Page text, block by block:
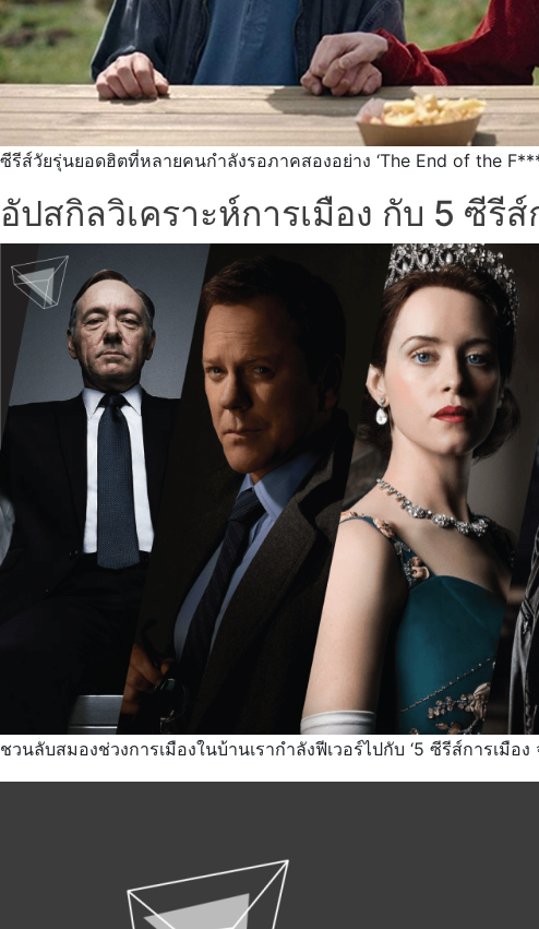
ซีรีส์วัยรุ่นยอดฮิตที่หลายคนกำลังรอภาคสองอย่าง ‘The End of the
อัปสกิลวิเคราะห์การเมือง กับ 5 ซีรี
ชวนลับสมองช่วงการเมืองในบ้านเรากำลังฟีเวอร์ไปกับ ‘5 ซีรีส์การเมื